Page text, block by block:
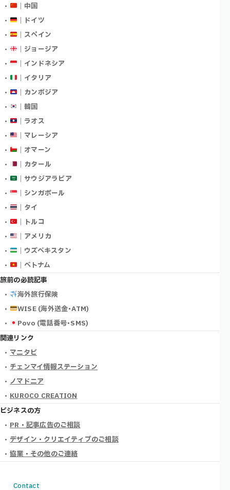
｜中国
｜ドイツ
｜スペイン
｜ジョージア
｜インドネシア
｜イタリア
｜カンボジア
｜韓国
｜ラオス
｜マレーシア
｜オマーン
｜カタール
｜サウジアラビア
｜シンガポール
｜タイ
｜トルコ
｜アメリカ
｜ウズベキスタン
｜ベトナム
旅前の必読記事
海外旅行保険
WISE (海外送金･ATM)
Povo (電話番号･SMS)
関連リンク
マニタビ
チェンマイ情報ステーション
ノマドニア
KUROCO CREATION
ビジネスの方
PR・記事広告のご相談
デザイン・クリエイティブのご相談
協業・その他のご連絡
Contact